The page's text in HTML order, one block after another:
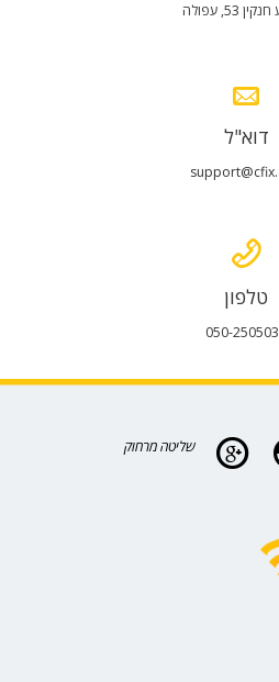
53, עפולה
דוא"ל
טלפון
050-
שליטה מרחוק